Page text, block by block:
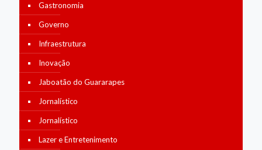
Gastronomia
Governo
Infraestrutura
Inovação
Jaboatão do Guararapes
Jornalístico
Jornalístico
Lazer e Entretenimento